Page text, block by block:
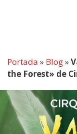
Portada » Blog»
the Forest» de